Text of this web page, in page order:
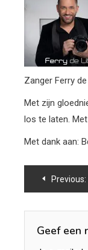
Zanger Ferry
Met zijn
los te laten.
Met dank aan:
Bericht
Previous:
Geef een